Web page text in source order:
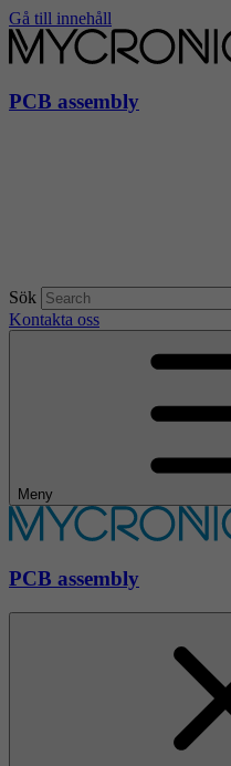
Gå till innehåll
PCB assembly
Sök
Kontakta oss
Meny
PCB assembly